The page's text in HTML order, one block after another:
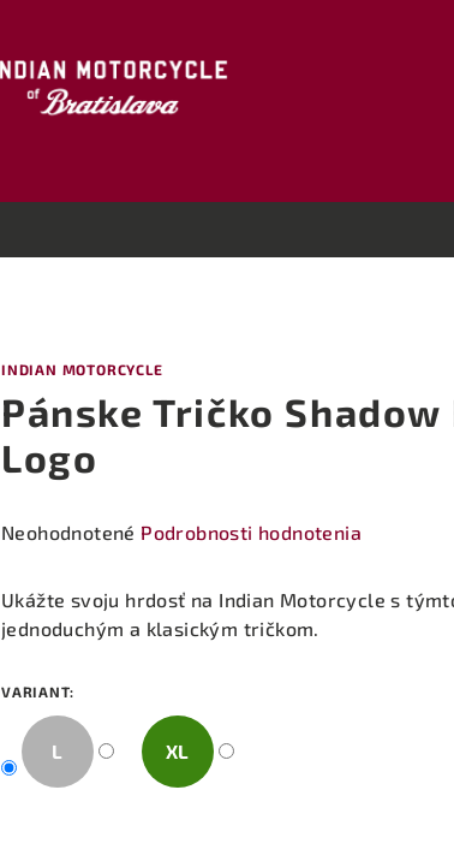
INDIAN MOTORCYCLE
Pánske Tričko Shadow
Logo
Priemerné
produktu
0,0
5
hviezdičiek.
Neohodnotené Podrobnosti hodnotenia
Ukážte svoju hrdosť na Indian Motorcycle s
jednoduchým a klasickým tričkom.
VARIANT:
L XL